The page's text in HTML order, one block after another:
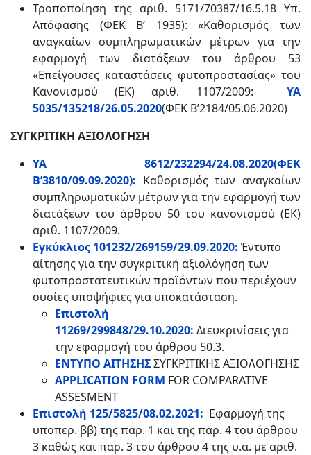
Τροποποίηση της αριθ. 5171/70387/16.5.18 Υπ.
Απόφασης (ΦΕΚ Β’ 1935): «Καθορισμός των
αναγκαίων συμπληρωματικών μέτρων για την
εφαρμογή των διατάξεων του άρθρου 53
«Επείγουσες καταστάσεις φυτοπροστασίας» του
Κανονισμού (ΕΚ) αριθ. 1107/2009: ΥΑ
5035/135218/26.05.2020(ΦΕΚ Β’2184/05.06.2020)
ΣΥΓΚΡΙΤΙΚΗ ΑΞΙΟΛΟΓΗΣΗ
ΥΑ 8612/232294/24.08.2020(ΦΕΚ
Β’3810/09.09.2020): Καθορισμός των αναγκαίων
συμπληρωματικών μέτρων για την εφαρμογή των
διατάξεων του άρθρου 50 του κανονισμού (ΕΚ)
αριθ. 1107/2009.
Εγκύκλιος 101232/269159/29.09.2020: Έντυπο
αίτησης για την συγκριτική αξιολόγηση των
φυτοπροστατευτικών προϊόντων που περιέχουν
ουσίες υποψήφιες για υποκατάσταση.
Επιστολή
11269/299848/29.10.2020: Διευκρινίσεις για
την εφαρμογή του άρθρου 50.3.
ΕΝΤΥΠΟ ΑΙΤΗΣΗΣΣΥΓΚΡΙΤΙΚΗΣ ΑΞΙΟΛΟΓΗΣΗΣ
ΑPPLICATION FORM FOR COMPARATIVE
ASSESMENT
Επιστολή 125/5825/08.02.2021: Εφαρμογή της
υποπερ. ββ) της παρ. 1 και της παρ. 4 του άρθρου
3 καθώς και παρ. 3 του άρθρου 4 της υ.α. με αριθ.